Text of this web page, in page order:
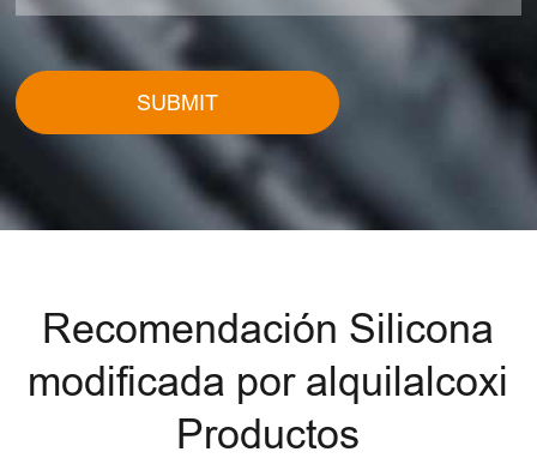
SUBMIT
Recomendación Silicona
modificada por alquilalcoxi
Productos